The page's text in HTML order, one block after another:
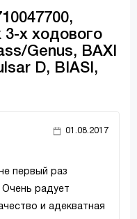
3-х ходового
Genus, BAXI
D, BIASI,
01.08.2017
первый раз
радует
и адекватная